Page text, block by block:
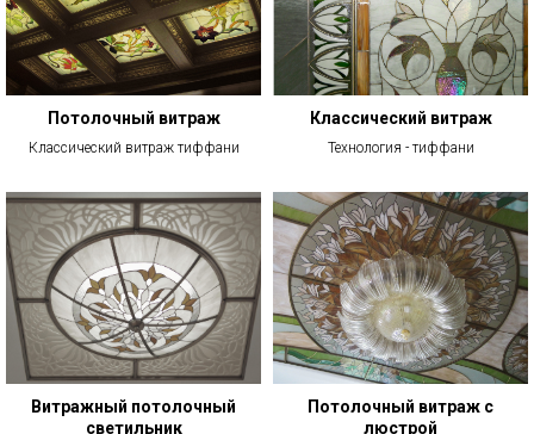
Потолочный витраж
Классический витраж тиффани
Классический витраж
Технология - тиффани
Витражный потолочный
светильник
Потолочный витраж с
люстрой